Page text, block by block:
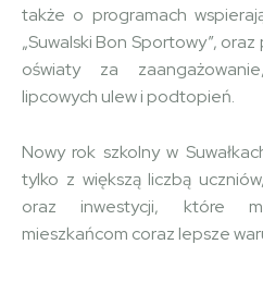
także o programach
„Suwalski Bon Sportowy”,
oświaty za
lipcowych ulew i podtopień.
Nowy rok szkolny w
tylko z większą liczbą
oraz inwestycji, które
mieszkańcom coraz lepsze